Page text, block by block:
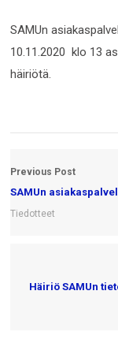
SAMUn
10.11.2020 klo 13
häiriötä.
Previous Post
SAMUn
Tiedotteet
Häiriö SAMUn